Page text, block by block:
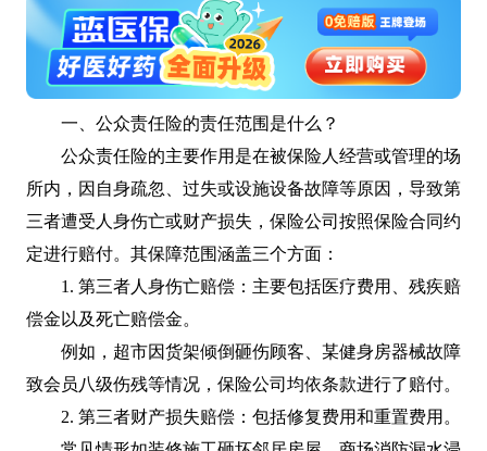
一、公众责任险的责任范围是什么？
公众责任险的主要作用是在被保险人经营或管理的场
所内，因自身疏忽、过失或设施设备故障等原因，导致第
三者遭受人身伤亡或财产损失，保险公司按照保险合同约
定进行赔付。其保障范围涵盖三个方面：
1. 第三者人身伤亡赔偿：主要包括医疗费用、残疾赔
偿金以及死亡赔偿金。
例如，超市因货架倾倒砸伤顾客、某健身房器械故障
致会员八级伤残等情况，保险公司均依条款进行了赔付。
2. 第三者财产损失赔偿：包括修复费用和重置费用。